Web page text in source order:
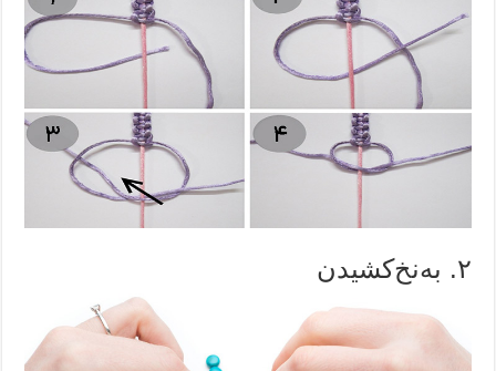
۲. به‌نخ‌کشیدن